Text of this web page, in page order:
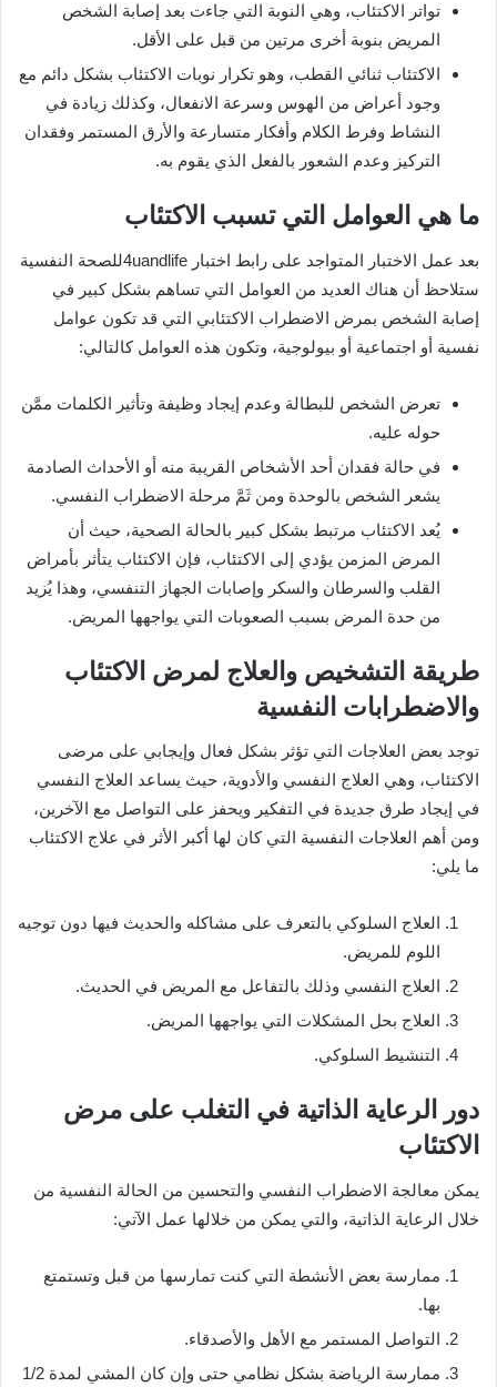
تواتر الاكتئاب، وهي النوبة التي جاءت بعد إصابة الشخص
المريض بنوبة أخرى مرتين من قبل على الأقل.
الاكتئاب ثنائي القطب، وهو تكرار نوبات الاكتئاب بشكل دائم مع
وجود أعراض من الهوس وسرعة الانفعال، وكذلك زيادة في
النشاط وفرط الكلام وأفكار متسارعة والأرق المستمر وفقدان
التركيز وعدم الشعور بالفعل الذي يقوم به.
ما هي العوامل التي تسبب الاكتئاب
بعد عمل الاختبار المتواجد على رابط اختبار 4uandlifeللصحة النفسية
ستلاحظ أن هناك العديد من العوامل التي تساهم بشكل كبير في
إصابة الشخص بمرض الاضطراب الاكتئابي التي قد تكون عوامل
نفسية أو اجتماعية أو بيولوجية، وتكون هذه العوامل كالتالي:
تعرض الشخص للبطالة وعدم إيجاد وظيفة وتأثير الكلمات ممَّن
حوله عليه.
في حالة فقدان أحد الأشخاص القريبة منه أو الأحداث الصادمة
يشعر الشخص بالوحدة ومن ثَمَّ مرحلة الاضطراب النفسي.
يُعد الاكتئاب مرتبط بشكل كبير بالحالة الصحية، حيث أن
المرض المزمن يؤدي إلى الاكتئاب، فإن الاكتئاب يتأثر بأمراض
القلب والسرطان والسكر وإصابات الجهاز التنفسي، وهذا يُزيد
من حدة المرض بسبب الصعوبات التي يواجهها المريض.
طريقة التشخيص والعلاج لمرض الاكتئاب
والاضطرابات النفسية
توجد بعض العلاجات التي تؤثر بشكل فعال وإيجابي على مرضى
الاكتئاب، وهي العلاج النفسي والأدوية، حيث يساعد العلاج النفسي
في إيجاد طرق جديدة في التفكير ويحفز على التواصل مع الآخرين،
ومن أهم العلاجات النفسية التي كان لها أكبر الأثر في علاج الاكتئاب
ما يلي:
العلاج السلوكي بالتعرف على مشاكله والحديث فيها دون توجيه
اللوم للمريض.
العلاج النفسي وذلك بالتفاعل مع المريض في الحديث.
العلاج بحل المشكلات التي يواجهها المريض.
التنشيط السلوكي.
دور الرعاية الذاتية في التغلب على مرض
الاكتئاب
يمكن معالجة الاضطراب النفسي والتحسين من الحالة النفسية من
خلال الرعاية الذاتية، والتي يمكن من خلالها عمل الآتي:
ممارسة بعض الأنشطة التي كنت تمارسها من قبل وتستمتع
بها.
التواصل المستمر مع الأهل والأصدقاء.
ممارسة الرياضة بشكل نظامي حتى وإن كان المشي لمدة 1/2